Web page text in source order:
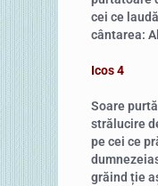
cei ce
cântarea:
Icos 4
Soare
strălucire
pe cei ce
grăind ție